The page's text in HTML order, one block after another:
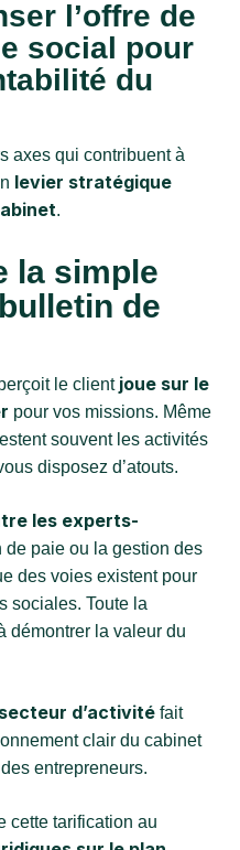
l’offre de
social pour
du
axes qui contribuent à
levier stratégique
.
la simple
de
le client joue sur le
pour vos missions. Même
souvent les activités
disposez d’atouts.
les experts-
de paie ou la gestion des
des voies existent pour
sociales. Toute la
démontrer la valeur du
d’activité fait
clair du cabinet
entrepreneurs.
cette tarification au